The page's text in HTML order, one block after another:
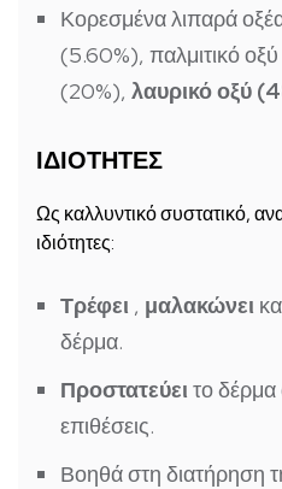
Κορεσμένα λιπαρά
(5.60%), παλμιτικό
(20%), λαυρικό οξύ
ΙΔΙΟΤΗΤΕΣ
Ως καλλυντικό συστατικό,
ιδιότητες:
Τρέφει , μαλακώνει
δέρμα.
Προστατεύει το δέρμα
επιθέσεις.
Βοηθά στη διατήρηση